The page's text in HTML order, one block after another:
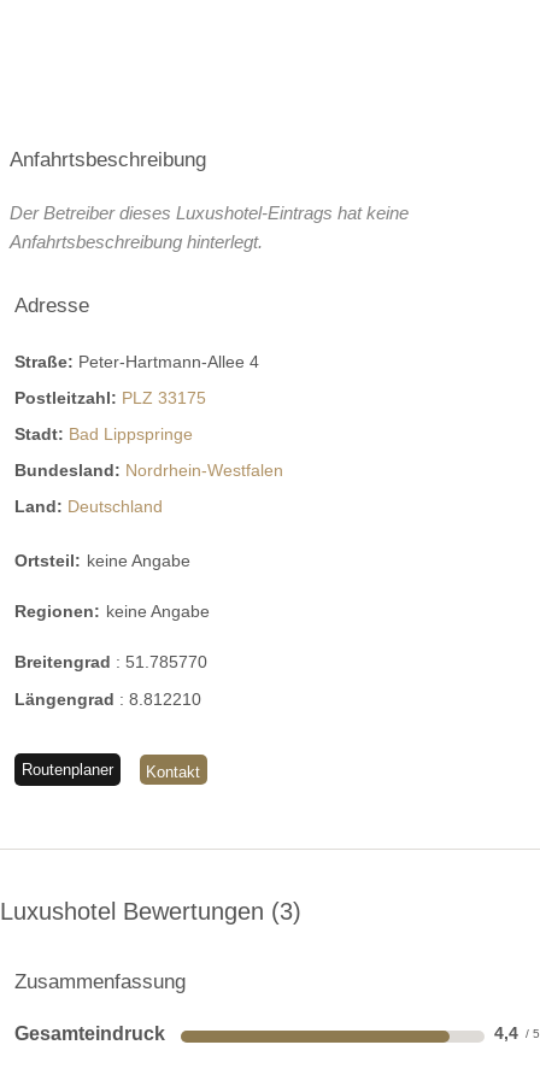
Anfahrtsbeschreibung
Der Betreiber dieses Luxushotel-Eintrags hat keine
Anfahrtsbeschreibung hinterlegt.
Adresse
Straße: Peter-Hartmann-Allee 4
Postleitzahl: PLZ 33175
Stadt: Bad Lippspringe
Bundesland: Nordrhein-Westfalen
Land: Deutschland
Ortsteil: keine Angabe
Regionen: keine Angabe
Breitengrad : 51.785770
Längengrad : 8.812210
Routenplaner Kontakt
Luxushotel Bewertungen 3
Zusammenfassung
Gesamteindruck 4,4